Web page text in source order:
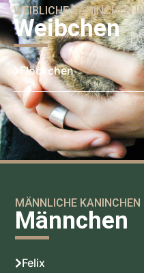
WEIBLICHE KANINCHEN
Weibchen
Flöckchen
MÄNNLICHE
Männchen
Felix